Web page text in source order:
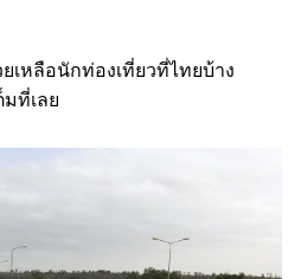
หลือนักท่องเที่ยวที่ไทยบ้าง
ที่เลย